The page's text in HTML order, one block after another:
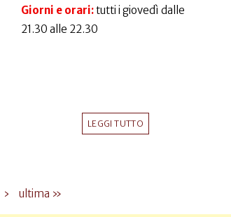
Giorni e orari:tutti i giovedì dalle
21.30 alle 22.30
LEGGI TUTTO
› ultima »